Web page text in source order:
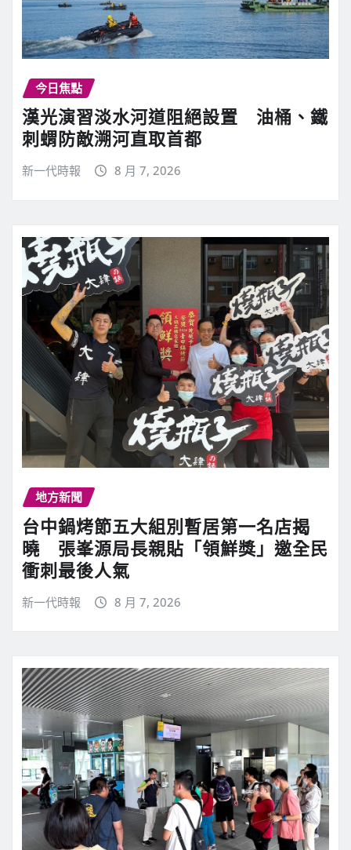
今日焦點
漢光演習淡水河道阻絕設置 油桶、鐵
刺蝟防敵溯河直取首都
新一代時報 8 月 7, 2026
地方新聞
台中鍋烤節五大組別暫居第一名店揭
曉 張峯源局長親貼「領鮮獎」邀全民
衝刺最後人氣
新一代時報 8 月 7, 2026